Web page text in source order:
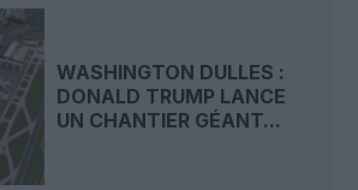
WASHINGTON DULLES :
DONALD TRUMP LANCE
UN CHANTIER GÉANT...